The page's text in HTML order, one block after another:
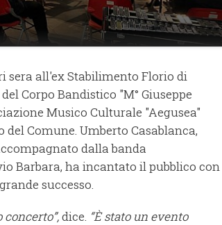
sera all'ex Stabilimento Florio di
Corpo Bandistico "M° Giuseppe
Musico Culturale "Aegusea"
Comune. Umberto Casablanca,
dalla banda
Barbara, ha incantato il pubblico con
successo.
concerto”,dice. “È stato un evento